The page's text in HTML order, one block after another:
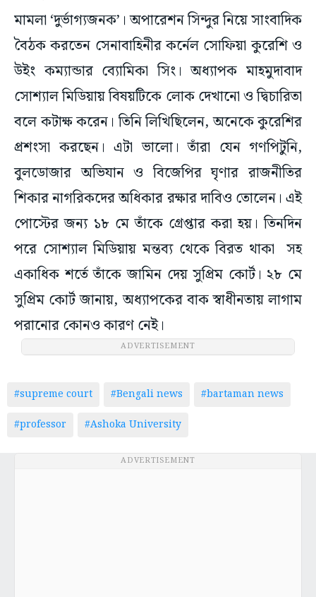
মামলা ‘দুর্ভাগ্যজনক’। অপারেশন সিন্দুর নিয়ে সাংবাদিক
বৈঠক করতেন সেনাবাহিনীর কর্নেল সোফিয়া কুরেশি ও
উইং কম্যান্ডার ব্যোমিকা সিং। অধ্যাপক মাহমুদাবাদ
সোশ্যাল মিডিয়ায় বিষয়টিকে লোক দেখানো ও দ্বিচারিতা
বলে কটাক্ষ করেন। তিনি লিখিছিলেন, অনেকে কুরেশির
প্রশংসা করছেন। এটা ভালো। তাঁরা যেন গণপিটুনি,
বুলডোজার অভিযান ও বিজেপির ঘৃণার রাজনীতির
শিকার নাগরিকদের অধিকার রক্ষার দাবিও তোলেন। এই
পোস্টের জন্য ১৮ মে তাঁকে গ্রেপ্তার করা হয়। তিনদিন
পরে সোশ্যাল মিডিয়ায় মন্তব্য থেকে বিরত থাকা সহ
একাধিক শর্তে তাঁকে জামিন দেয় সুপ্রিম কোর্ট। ২৮ মে
সুপ্রিম কোর্ট জানায়, অধ্যাপকের বাক স্বাধীনতায় লাগাম
পরানোর কোনও কারণ নেই।
ADVERTISEMENT
#supreme court #Bengali news
#bartaman news
#professor
#Ashoka University
ADVERTISEMENT